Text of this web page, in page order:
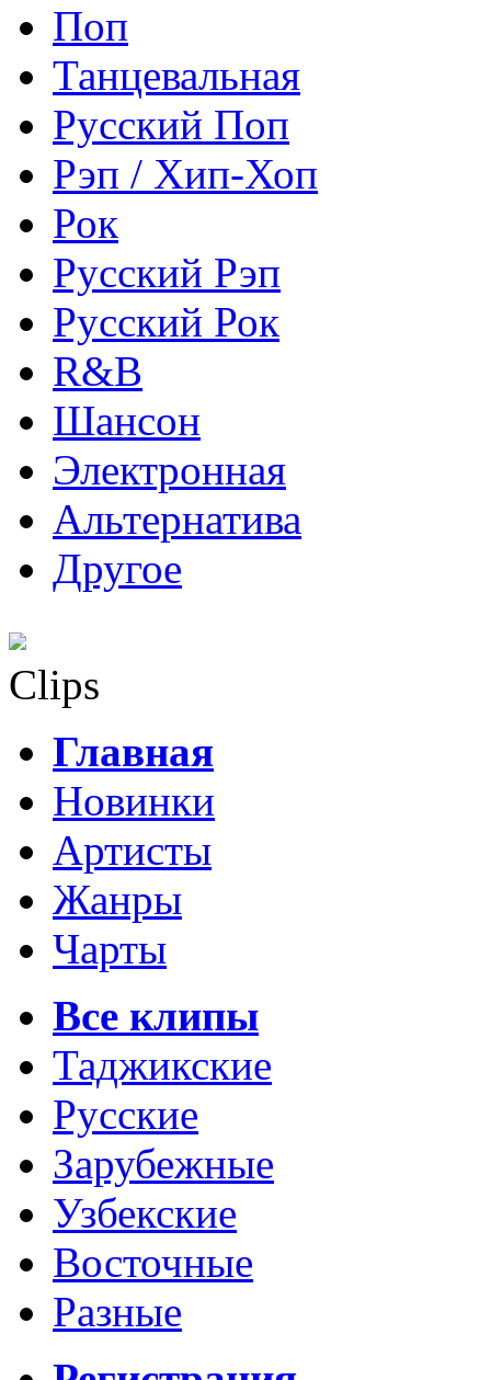
Поп
Танцевальная
Русский Поп
Рэп / Хип-Хоп
Рок
Русский Рэп
Русский Рок
R&B
Шансон
Электронная
Альтернатива
Другое
Clips
Главная
Новинки
Артисты
Жанры
Чарты
Все клипы
Таджикские
Русские
Зарубежные
Узбекские
Восточные
Разные